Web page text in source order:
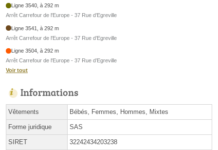
Ligne 3540, à 292 m
Arrêt Carrefour de l'Europe - 37 Rue d’Egreville
Ligne 3541, à 292 m
Arrêt Carrefour de l'Europe - 37 Rue d’Egreville
Ligne 3504, à 292 m
Arrêt Carrefour de l'Europe - 37 Rue d’Egreville
Voir tout
Informations
Vêtements Bébés, Femmes, Hommes, Mixtes
Forme juridique SAS
SIRET 32242434203238